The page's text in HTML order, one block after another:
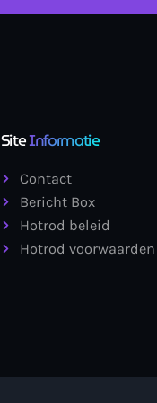
SiteInformatie
Contact
Bericht Box
Hotrod beleid
Hotrod voorwaarden